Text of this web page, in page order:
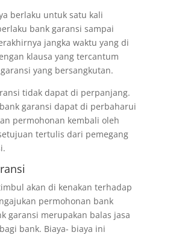
berlaku untuk satu kali
bank garansi sampai
jangka waktu yang di
klausa yang tercantum
yang bersangkutan.
tidak dapat di perpanjang.
garansi dapat di perbaharui
permohonan kembali oleh
tertulis dari pemegang
akan di kenakan terhadap
permohonan bank
garansi merupakan balas jasa
bank. Biaya- biaya ini